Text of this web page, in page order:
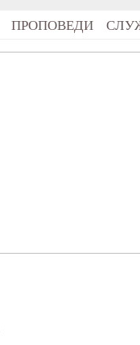
ПРОПОВЕДИ